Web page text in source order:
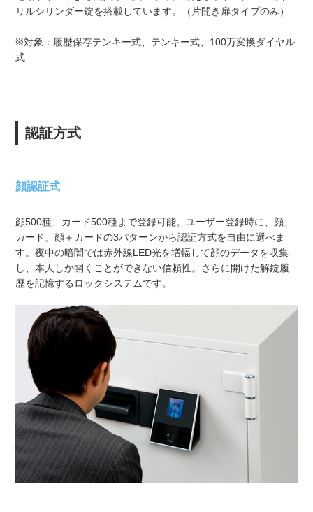
リルシリンダー錠を搭載しています。（片開き扉タイプのみ）
※対象：履歴保存テンキー式、テンキー式、100万変換ダイヤル
式
認証方式
顔認証式
顔500種、カード500種まで登録可能。ユーザー登録時に、顔、
カード、顔＋カードの3パターンから認証方式を自由に選べま
す。夜中の暗闇では赤外線LED光を増幅して顔のデータを収集
し、本人しか開くことができない信頼性。さらに開けた解錠履
歴を記憶するロックシステムです。